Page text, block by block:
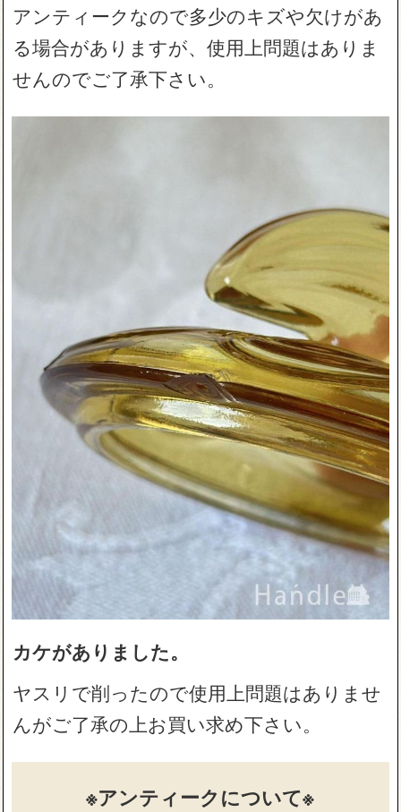
アンティークなので多少のキズや欠けがあ
る場合がありますが、使用上問題はありま
せんのでご了承下さい。
カケがありました。
ヤスリで削ったので使用上問題はありませ
んがご了承の上お買い求め下さい。
※アンティークについて※